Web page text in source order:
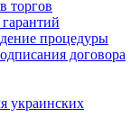
торгов
процедуры
договора
украинских